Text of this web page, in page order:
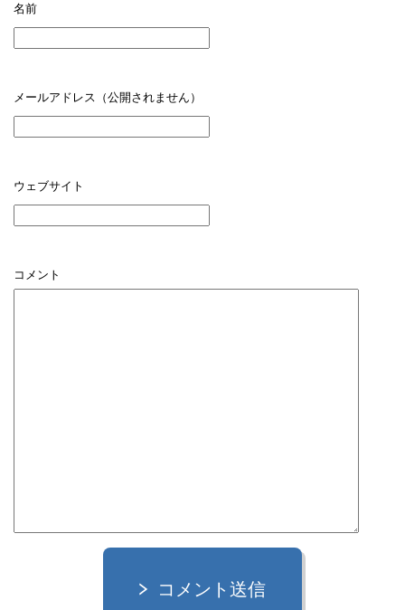
名前
メールアドレス（公開されません）
ウェブサイト
コメント
コメント送信